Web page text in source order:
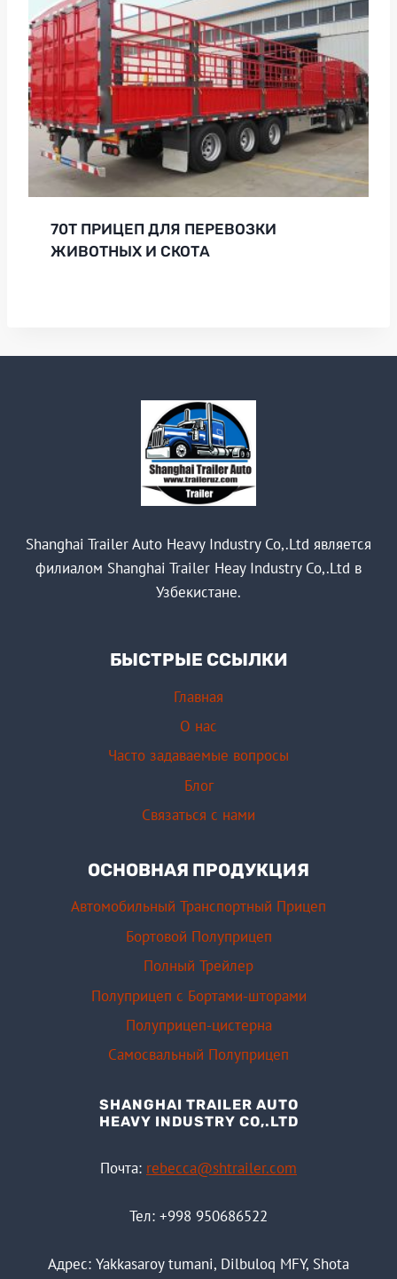
70T ПРИЦЕП ДЛЯ ПЕРЕВОЗКИ
ЖИВОТНЫХ И СКОТА
Shanghai Trailer Auto Heavy Industry Co,.Ltd является
филиалом Shanghai Trailer Heay Industry Co,.Ltd в
Узбекистане.
БЫСТРЫЕ ССЫЛКИ
Главная
О нас
Часто задаваемые вопросы
Блог
Связаться с нами
ОСНОВНАЯ ПРОДУКЦИЯ
Автомобильный Транспортный Прицеп
Бортовой Полуприцеп
Полный Трейлер
Полуприцеп с Бортами-шторами
Полуприцеп-цистерна
Самосвальный Полуприцеп
SHANGHAI TRAILER AUTO
HEAVY INDUSTRY CO,.LTD
Почта: rebecca@shtrailer.com
Тел: +998 950686522
Адрес: Yakkasaroy tumani, Dilbuloq MFY, Shota